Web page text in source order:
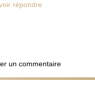
répondre
un commentaire